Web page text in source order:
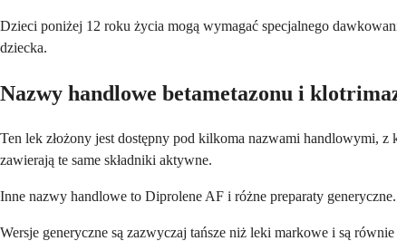
Dzieci poniżej 12 roku życia mogą wymagać specjalnego
dziecka.
Nazwy handlowe betametazonu i
Ten lek złożony jest dostępny pod kilkoma nazwami handlowymi,
zawierają te same składniki aktywne.
Inne nazwy handlowe to Diprolene AF i różne preparaty
Wersje generyczne są zazwyczaj tańsze niż leki markowe i są